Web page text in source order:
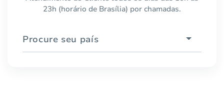
23h (horário de Brasília) por chamadas.
Procure seu país